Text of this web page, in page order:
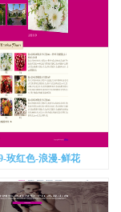
玫红色-浪漫-鲜花